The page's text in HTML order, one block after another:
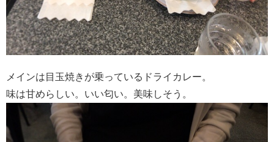
メインは目玉焼きが乗っているドライカレー。
味は甘めらしい。いい匂い。美味しそう。